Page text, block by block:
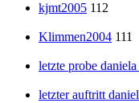
kjmt2005 112
Klimmen2004 111
letzte probe
letzter auftritt